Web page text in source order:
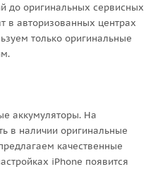
до оригинальных сервисных
в авторизованных центрах
только оригинальные
аккумуляторы. На
в наличии оригинальные
качественные
iPhone появится